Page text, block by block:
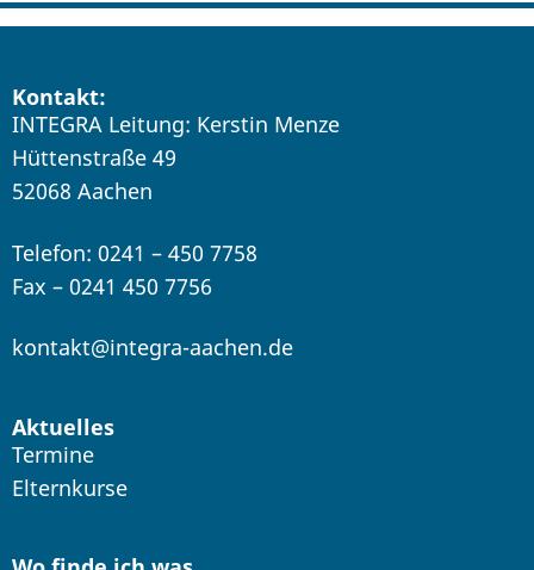
Kontakt:
INTEGRA Leitung: Kerstin Menze
Hüttenstraße 49
52068 Aachen
Telefon: 0241 – 450 7758
Fax – 0241 450 7756
kontakt@integra-aachen.de
Aktuelles
Termine
Elternkurse